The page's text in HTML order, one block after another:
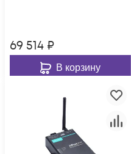
69 514 ₽
В корзину